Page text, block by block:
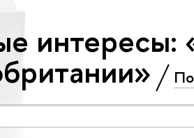
интересы: